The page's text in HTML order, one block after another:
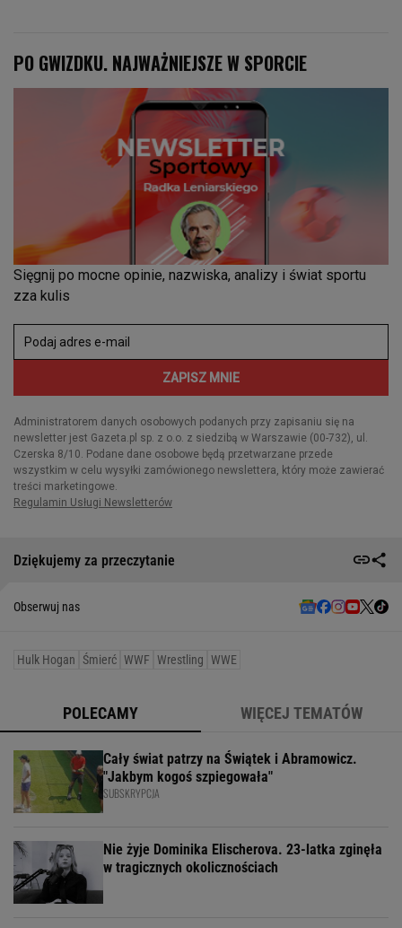
Dziękujemy za przeczytanie
Obserwuj nas
Hulk Hogan Śmierć WWF Wrestling WWE
POLECAMY WIĘCEJ TEMATÓW
Cały świat patrzy na Świątek i Abramowicz.
"Jakbym kogoś szpiegowała"
SUBSKRYPCJA
Nie żyje Dominika Elischerova. 23-latka zginęła
w tragicznych okolicznościach